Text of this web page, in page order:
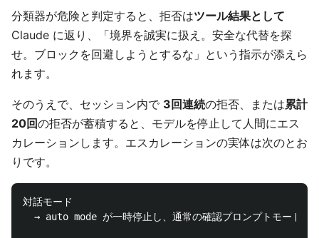
分類器が危険と判定すると、拒否はツール結果として
Claude に返り、「境界を誠実に扱え。安全な代替を探
せ。ブロックを回避しようとするな」という指示が添えら
れます。
そのうえで、セッション内で 3回連続の拒否、または累計
20回の拒否が蓄積すると、モデルを停止して人間にエス
カレーションします。エスカレーションの実体は次のとお
りです。
対話モード
→ auto mode が一時停止し、通常の確認プロンプトモードに